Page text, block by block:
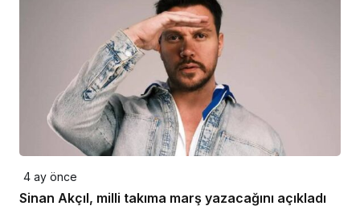
4 ay önce
Sinan Akçıl, milli takıma marş yazacağını açıkladı